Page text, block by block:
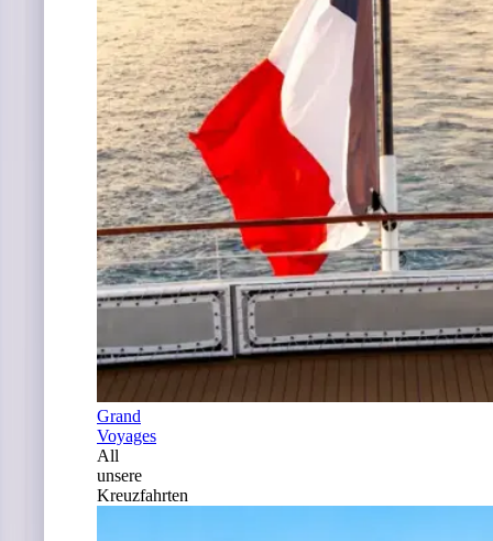
Grand
Voyages
All
unsere
Kreuzfahrten